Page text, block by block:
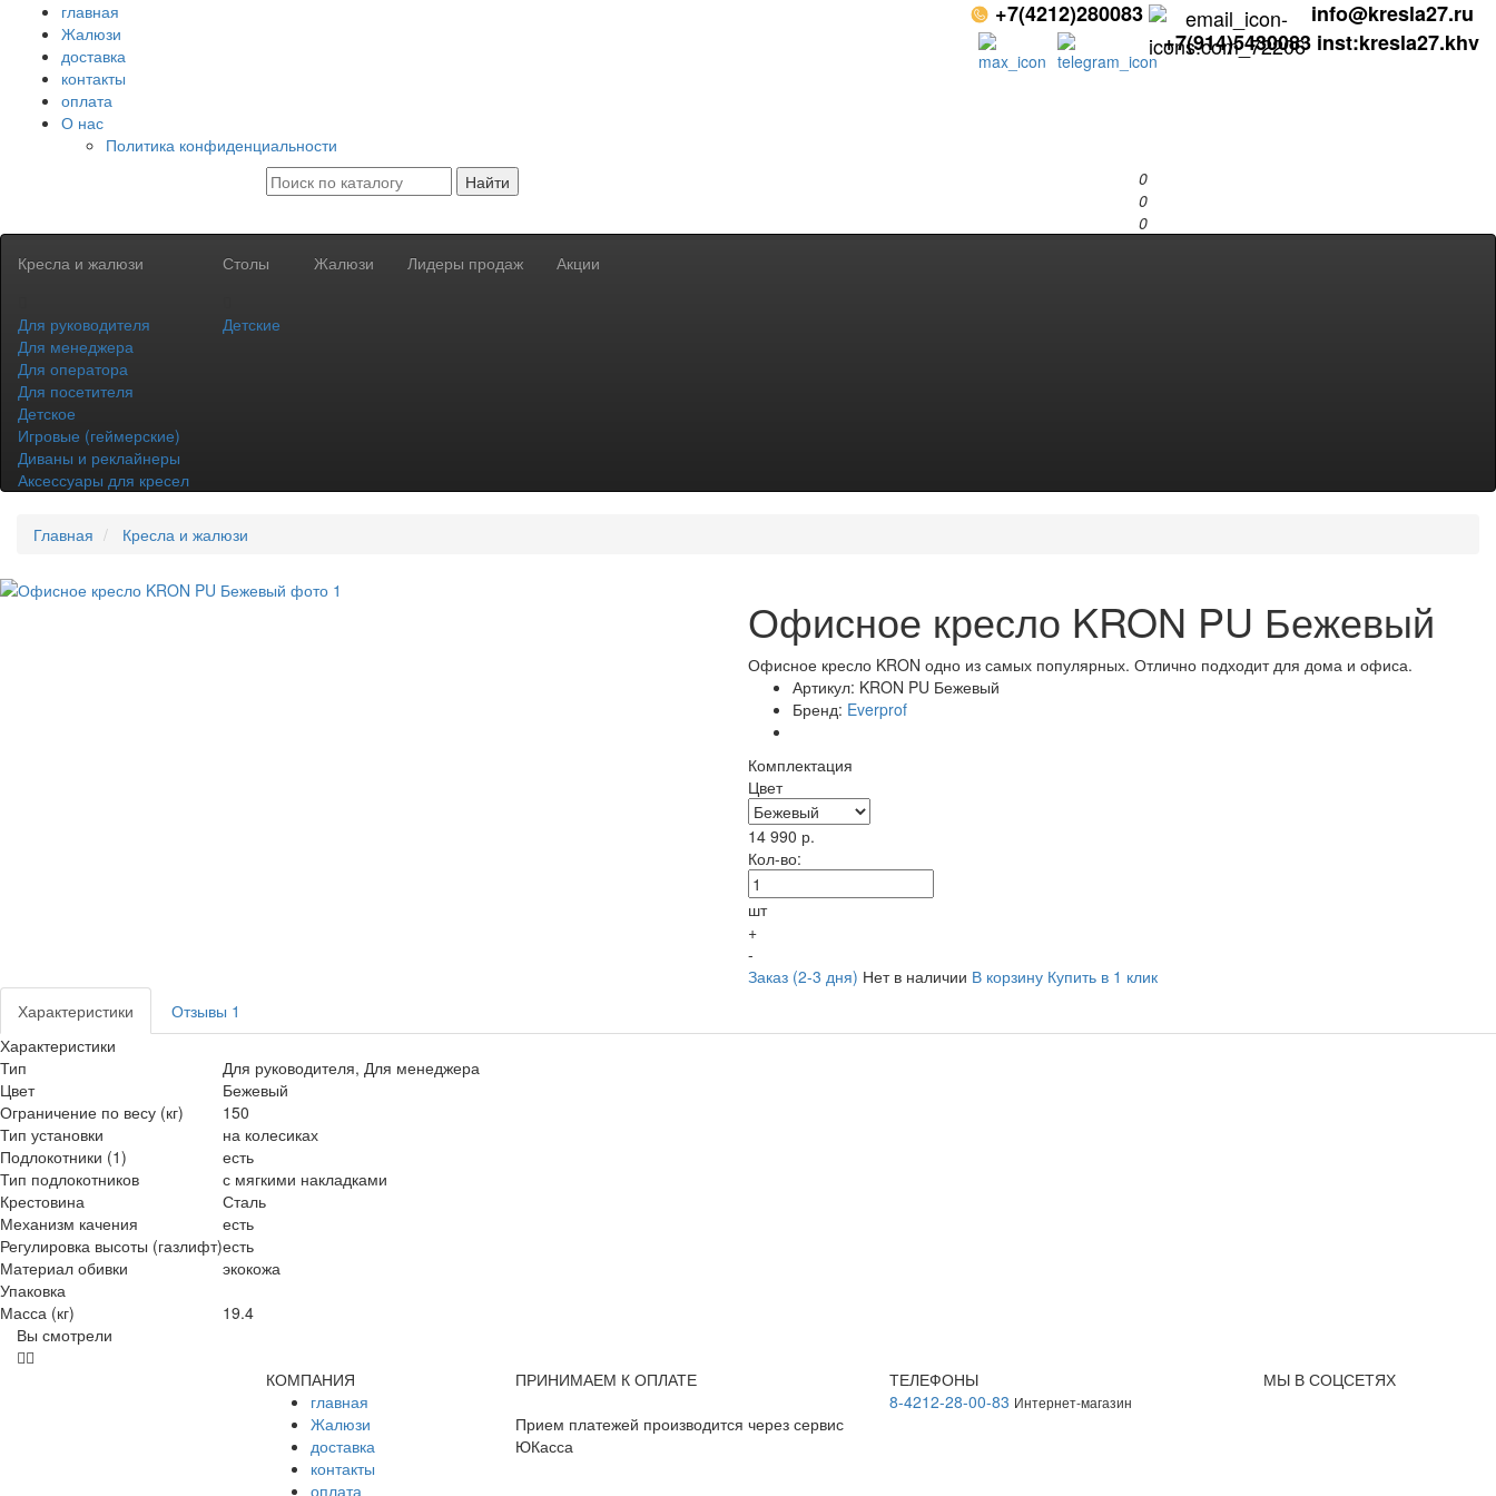
главная
Жалюзи
доставка
контакты
оплата
О нас
Политика конфиденциальности
+7(4212)280083
info@kresla27.ru
+7(914)5430083 inst:kresla27.khv
Найти
0
0
0
Кресла и жалюзи
Для руководителя
Для менеджера
Для оператора
Для посетителя
Детское
Игровые (геймерские)
Диваны и реклайнеры
Аксессуары для кресел
Столы
Детские
Жалюзи Лидеры продаж Акции
Главная Кресла и жалюзи
Офисное кресло KRON PU Бежевый
Офисное кресло KRON одно из самых популярных. Отлично подходит для дома и офиса.
Артикул: KRON PU Бежевый
Бренд: Everprof
Комплектация
Цвет
14 990 р.
Кол-во:
шт
+
-
Заказ (2-3 дня) Нет в наличии В корзину Купить в 1 клик
Характеристики
Отзывы 1
Характеристики
Тип
Для руководителя, Для менеджера
Цвет
Бежевый
Ограничение по весу (кг)
150
Тип установки
на колесиках
Подлокотники (1)
есть
Тип подлокотников
с мягкими накладками
Крестовина
Сталь
Механизм качения
есть
Регулировка высоты (газлифт)есть
Материал обивки
экокожа
Упаковка
Масса (кг)
19.4
Вы смотрели
КОМПАНИЯ
главная
Жалюзи
доставка
контакты
оплата
ПРИНИМАЕМ К ОПЛАТЕ
Прием платежей производится через сервис
ЮКасса
ТЕЛЕФОНЫ
8-4212-28-00-83 Интернет-магазин
МЫ В СОЦСЕТЯХ